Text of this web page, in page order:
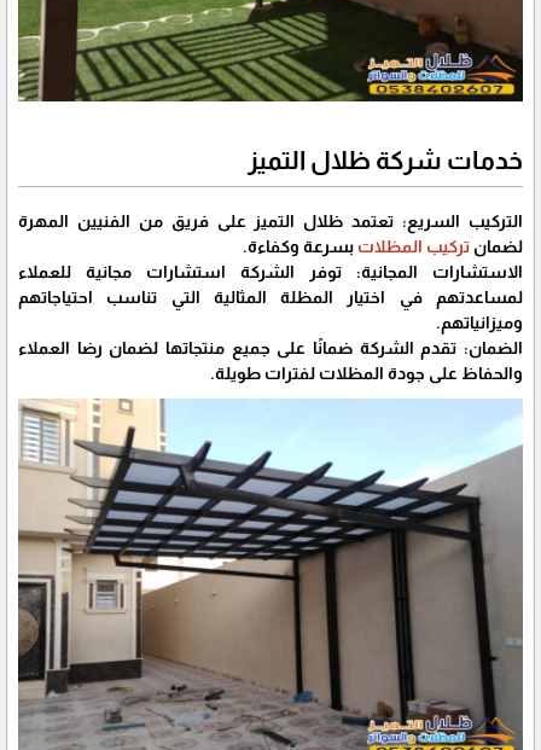
خدمات شركة ظلال التميز
التركيب السريع: تعتمد ظلال التميز على فريق من الفنيين المهرة
لضمان تركيب المظلات بسرعة وكفاءة.
الاستشارات المجانية: توفر الشركة استشارات مجانية للعملاء
لمساعدتهم في اختيار المظلة المثالية التي تناسب احتياجاتهم
وميزانياتهم.
الضمان: تقدم الشركة ضمانًا على جميع منتجاتها لضمان رضا العملاء
والحفاظ على جودة المظلات لفترات طويلة.